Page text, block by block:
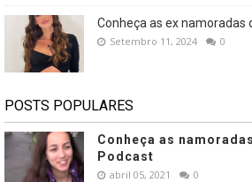
Conheça as ex namoradas
Setembro 11, 2024 0
POSTS POPULARES
Conheça as
Podcast
abril 05, 2021 0